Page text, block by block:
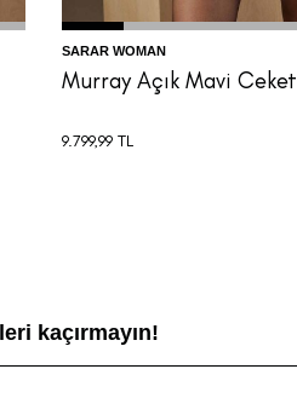
SARAR WOMAN
Murray Açık Mavi Ceket
9.799,99 TL
kaçırmayın!